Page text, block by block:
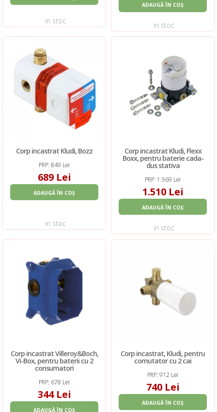
in stoc
ADAUGĂ ÎN COȘ
in stoc
Corp incastrat Kludi, Bozz
PRP: 849 Lei
689 Lei
ADAUGĂ ÎN COȘ
in stoc
Corp incastrat Kludi, Flexx
Boxx, pentru baterie cada-
dus stativa
PRP: 1.969 Lei
1.510 Lei
ADAUGĂ ÎN COȘ
in stoc
Corp incastrat Villeroy&Boch,
Vi-Box, pentru baterii cu 2
consumatori
PRP: 678 Lei
344 Lei
ADAUGĂ ÎN COȘ
Corp incastrat, Kludi, pentru
comutator cu 2 cai
PRP: 912 Lei
740 Lei
ADAUGĂ ÎN COȘ